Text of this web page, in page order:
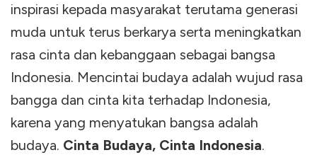
inspirasi kepada masyarakat terutama generasi
muda untuk terus berkarya serta meningkatkan
rasa cinta dan kebanggaan sebagai bangsa
Indonesia. Mencintai budaya adalah wujud rasa
bangga dan cinta kita terhadap Indonesia,
karena yang menyatukan bangsa adalah
budaya. Cinta Budaya, Cinta Indonesia.